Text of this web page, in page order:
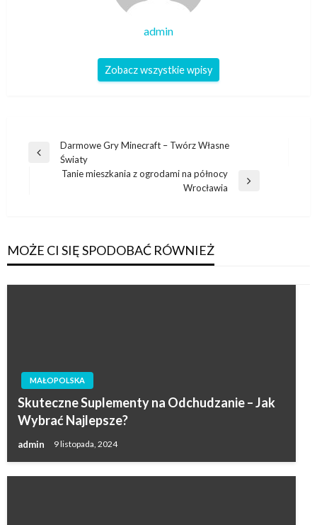
admin
Zobacz wszystkie wpisy
Nawigacja
wpisu
Poprzedni
Darmowe Gry Minecraft – Twórz Własne
Światy
Tanie mieszkania z ogrodami na północy
Wrocławia
MOŻE CI SIĘ SPODOBAĆ RÓWNIEŻ
MAŁOPOLSKA
Skuteczne Suplementy na Odchudzanie – Jak
Wybrać Najlepsze?
admin 9 listopada, 2024